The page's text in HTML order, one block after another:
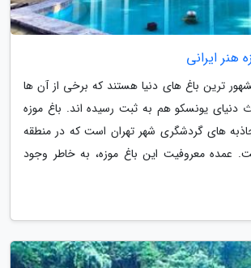
هنر ایرانی
ترین باغ های دنیا هستند که برخی از آن ها
دنیای یونسکو هم به ثبت رسیده اند. باغ موزه
های گردشگری شهر تهران است که در منطقه
عمده معروفیت این باغ موزه، به خاطر وجود